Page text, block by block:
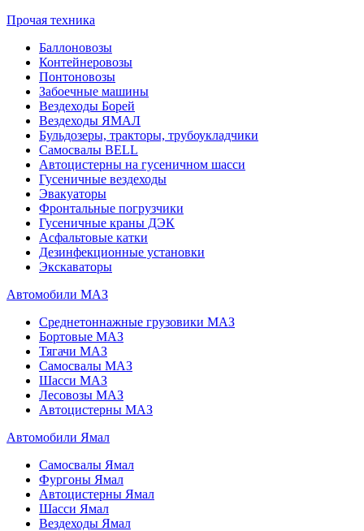
Прочая техника
Баллоновозы
Контейнеровозы
Понтоновозы
Забоечные машины
Вездеходы Борей
Вездеходы ЯМАЛ
Бульдозеры, тракторы, трубоукладчики
Самосвалы BELL
Автоцистерны на гусеничном шасси
Гусеничные вездеходы
Эвакуаторы
Фронтальные погрузчики
Гусеничные краны ДЭК
Асфальтовые катки
Дезинфекционные установки
Экскаваторы
Автомобили МАЗ
Среднетоннажные грузовики МАЗ
Бортовые МАЗ
Тягачи МАЗ
Самосвалы МАЗ
Шасси МАЗ
Лесовозы МАЗ
Автоцистерны МАЗ
Автомобили Ямал
Самосвалы Ямал
Фургоны Ямал
Автоцистерны Ямал
Шасси Ямал
Вездеходы Ямал